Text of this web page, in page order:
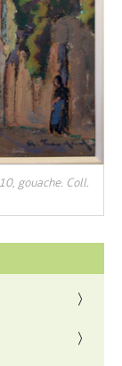
gouache. Coll.
FENÊTRE